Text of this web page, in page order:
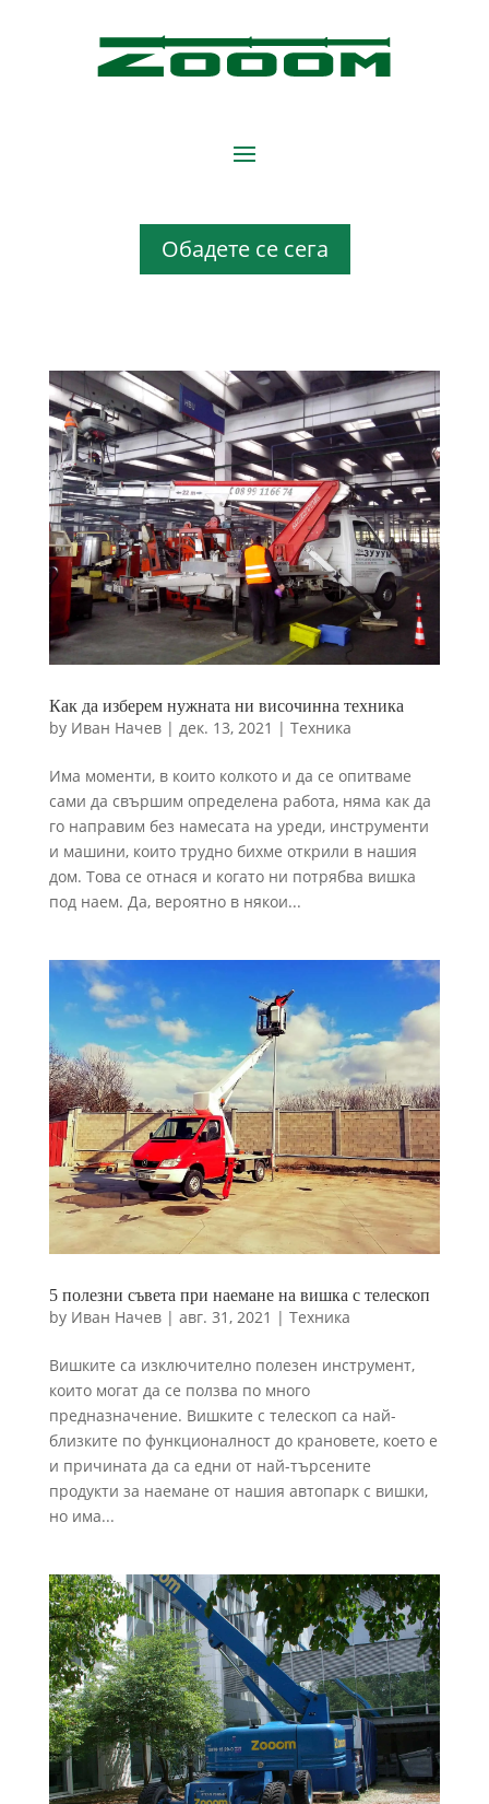
Обадете се сега
Как да изберем нужната ни височинна техника
by Иван Начев| дек. 13, 2021 | Техника
Има моменти, в които колкото и да се опитваме
сами да свършим определена работа, няма как да
го направим без намесата на уреди, инструменти
и машини, които трудно бихме открили в нашия
дом. Това се отнася и когато ни потрябва вишка
под наем. Да, вероятно в някои...
5 полезни съвета при наемане на вишка с телескоп
by Иван Начев| авг. 31, 2021 | Техника
Вишките са изключително полезен инструмент,
които могат да се ползва по много
предназначение. Вишките с телескоп са най-
близките по функционалност до крановете, което е
и причината да са едни от най-търсените
продукти за наемане от нашия автопарк с вишки,
но има...
Необходими
Тези бисквитки са
задължителни. Те
са необходими за
функционирането
За да подобрим
функционалността
и структурата на
основа на това как
се използва
уебсайтът.
Преживяване
За да работи
нашият
уебсайт
възможно най-
добре по
време на
вашето
посещение.
Ако откажете
тези бисквитки,
някои функции
ще изчезнат от
уебсайта.
Маркетинг
вашите интереси
и поведение,
посещавате
нашия сайт, вие
увеличавате
шанса да видите
персонализирано